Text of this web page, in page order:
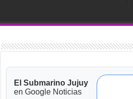
El Submarino Jujuy
en Google Noticias